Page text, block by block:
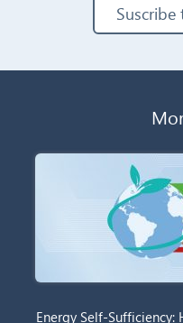
Suscribe
Energy Self-Sufficiency: